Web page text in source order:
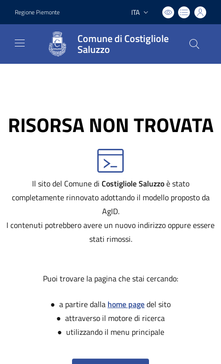
Regione Piemonte Lingua attiva:
ITA
Comune di Costigliole
Saluzzo
RISORSA NON TROVATA
Il sito del Comune di Costigliole Saluzzoè stato
completamente rinnovato adottando il modello proposto da
AgID.
I contenuti potrebbero avere un nuovo indirizzo oppure essere
stati rimossi.
Puoi trovare la pagina che stai cercando:
● a partire dalla home pagedel sito
● attraverso il motore di ricerca
● utilizzando il menu principale